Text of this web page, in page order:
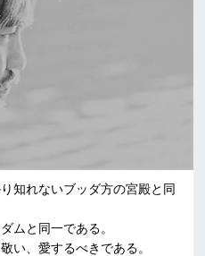
知れないブッダ方の宮殿と同
ムと同一である。
い、愛するべきである。